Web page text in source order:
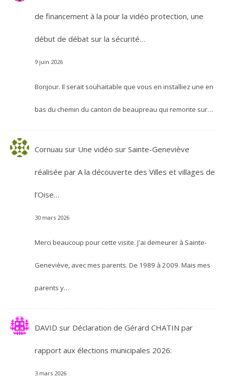
de financement à la pour la vidéo protection, une
début de débat sur la sécurité…
9 juin 2026
Bonjour. Il serait souhaitable que vous en installiez une en
bas du chemin du canton de beaupreau qui remonte sur…
Cornuau sur Une vidéo sur Sainte-Geneviève
réalisée par A la découverte des Villes et villages de
l’Oise…
30 mars 2026
Merci beaucoup pour cette visite. J'ai demeurer à Sainte-
Geneviève, avec mes parents. De 1989 à 2009. Mais mes
parents y…
DAVID sur Déclaration de Gérard CHATIN par
rapport aux élections municipales 2026:
3 mars 2026